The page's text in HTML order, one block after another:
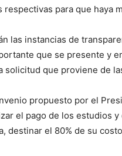
para que haya
las instancias de
que se presente y
que proviene de
propuesto por el
el pago de los estudios
destinar el 80% de su